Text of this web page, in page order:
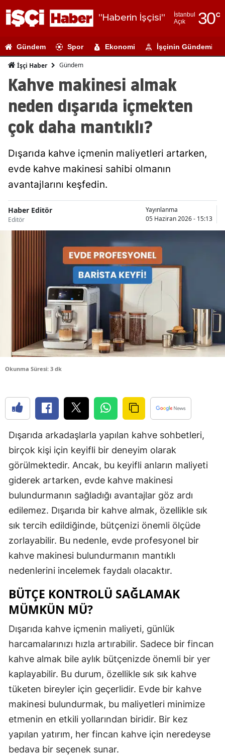
"Haberin İşçisi"
İstanbul
Açık
30°
Adıyaman
Amasya
Antalya
Balıkesir
Burdur
Bursa
Çanakkale
Çorum
Denizli
Diyarbakır
Edirne
Erzurum
Eskişehir
Hatay
Mersin
İstanbul
İzmir
Gündem Spor Ekonomi İşçinin Gündemi
İşçi Haber Gündem
Kahve makinesi almak
neden dışarıda içmekten
çok daha mantıklı?
Dışarıda kahve içmenin maliyetleri artarken,
evde kahve makinesi sahibi olmanın
avantajlarını keşfedin.
Haber Editör
Editör
Yayınlanma
05 Haziran 2026 - 15:13
Okunma Süresi: 3 dk
Dışarıda arkadaşlarla yapılan kahve sohbetleri,
birçok kişi için keyifli bir deneyim olarak
görülmektedir. Ancak, bu keyifli anların maliyeti
giderek artarken, evde kahve makinesi
bulundurmanın sağladığı avantajlar göz ardı
edilemez. Dışarıda bir kahve almak, özellikle sık
sık tercih edildiğinde, bütçenizi önemli ölçüde
zorlayabilir. Bu nedenle, evde profesyonel bir
kahve makinesi bulundurmanın mantıklı
nedenlerini incelemek faydalı olacaktır.
BÜTÇE KONTROLÜ SAĞLAMAK
MÜMKÜN MÜ?
Dışarıda kahve içmenin maliyeti, günlük
harcamalarınızı hızla artırabilir. Sadece bir fincan
kahve almak bile aylık bütçenizde önemli bir yer
kaplayabilir. Bu durum, özellikle sık sık kahve
tüketen bireyler için geçerlidir. Evde bir kahve
makinesi bulundurmak, bu maliyetleri minimize
etmenin en etkili yollarından biridir. Bir kez
yapılan yatırım, her fincan kahve için neredeyse
bedava bir seçenek sunar.